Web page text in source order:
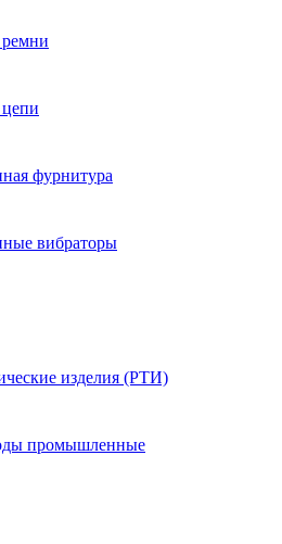
фурнитура
вибраторы
изделия (РТИ)
промышленные